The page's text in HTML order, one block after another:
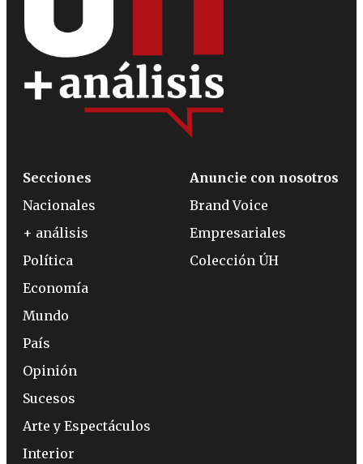
Secciones
Nacionales
+ análisis
Política
Economía
Mundo
País
Opinión
Sucesos
Arte y Espectáculos
Interior
Anuncie con nosotros
Brand Voice
Empresariales
Colección ÚH